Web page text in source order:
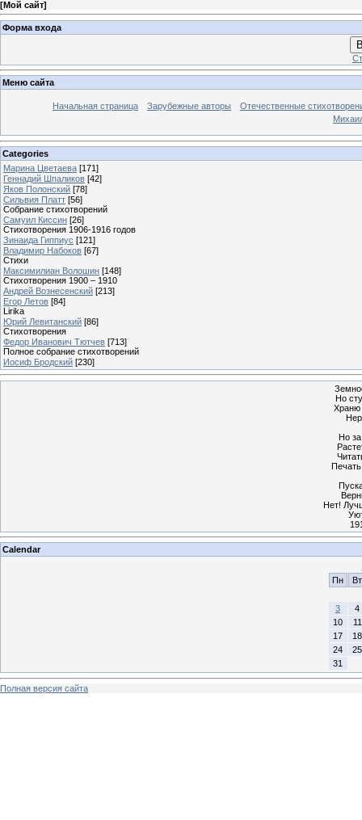
[Мой сайт]
Форма входа
Меню сайта
Начальная страница Зарубежные авторы
Отечественные
Categories
Марина Цветаева [171]
Геннадий Шпаликов [42]
Яков Полонский [78]
Сильвия Платт [56]
Собрание стихотворений
Самуил Киссин [26]
Стихотворения 1906-1916 годов
Зинаида Гиппиус [121]
Владимир Набоков [67]
Стихи
Максимилиан Волошин [148]
Стихотворения 1900 – 1910
Андрей Вознесенский [213]
Егор Летов [84]
Lirika
Юрий Левитанский [86]
Стихотворения
Федор Иванович Тютчев [713]
Полное собрание стихотворений
Иосиф Бродский [230]
Но
Храню
Но
Печать
Нет!
Calendar
Пн
Вт
3
4
10
11
17
18
24
25
31
Полная версия сайта